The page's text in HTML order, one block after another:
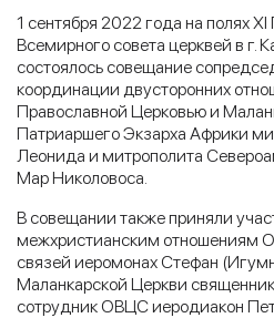
1 сентября 2022 года на полях
Всемирного совета церквей в г.
состоялось совещание
координации двусторонних
Православной Церковью и
Патриаршего Экзарха Африки
Леонида и митрополита
Мар Николовоса.
В совещании также приняли
межхристианским отношениям
связей иеромонах Стефан
Маланкарской Церкви
сотрудник ОВЦС иеродиакон